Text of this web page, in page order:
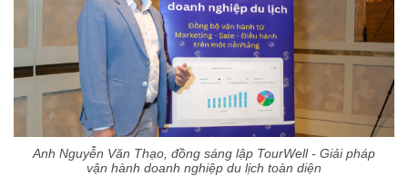
Anh Nguyễn Văn Thạo, đồng sáng lập TourWell - Giải pháp
vận hành doanh nghiệp du lịch toàn diện